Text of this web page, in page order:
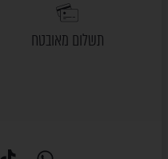
תשלום מאובטח